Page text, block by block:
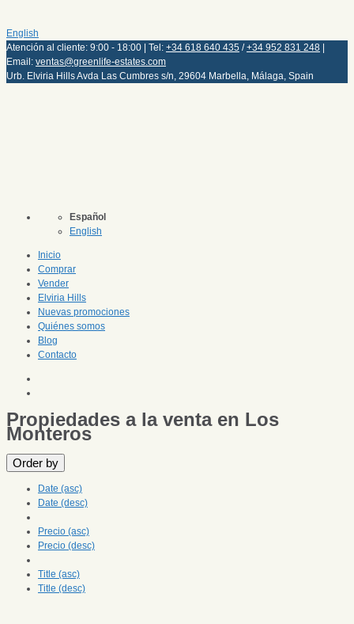
English
Atención al cliente: 9:00 - 18:00 | Tel: +34 618 640 435 /+34 952 831 248
Email: ventas@greenlife-estates.com
Urb. Elviria Hills Avda Las Cumbres s/n, 29604 Marbella, Málaga, Spain
Español
English
Inicio
Comprar
Vender
Elviria Hills
Nuevas promociones
Quiénes somos
Blog
Contacto
Propiedades a la venta en Los
Monteros
Order by
Date (asc)
Date (desc)
Precio (asc)
Precio (desc)
Title (asc)
Title (desc)